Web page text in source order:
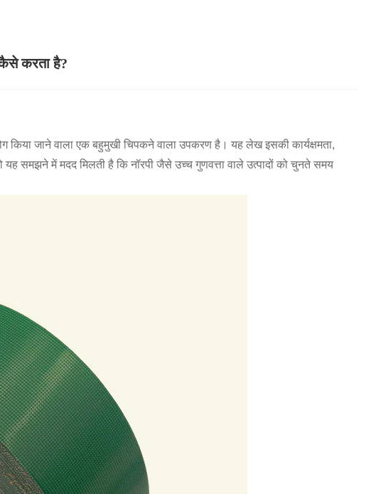
कैसे करता है?
किया जाने वाला एक बहुमुखी चिपकने वाला उपकरण है। यह लेख इसकी कार्यक्षमता,
समझने में मदद मिलती है कि नॉरपी जैसे उच्च गुणवत्ता वाले उत्पादों को चुनते समय